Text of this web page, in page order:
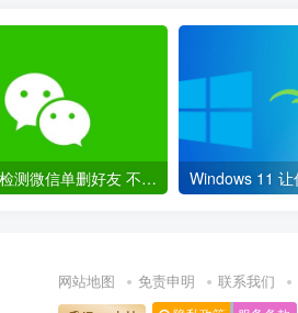
利用代码检测微信单删好友 不会打扰到对方
网站地图 免责申明 联系我们